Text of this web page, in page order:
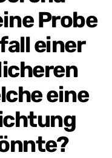
Probe
einer
eine